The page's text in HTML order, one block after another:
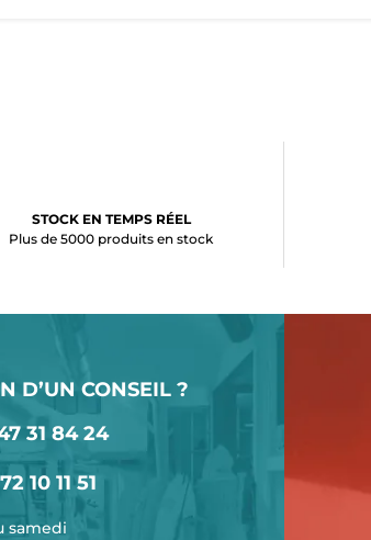
STOCK EN TEMPS RÉEL
Plus de 5000 produits en stock
D’UN CONSEIL ?
31 84 24
10 11 51
samedi